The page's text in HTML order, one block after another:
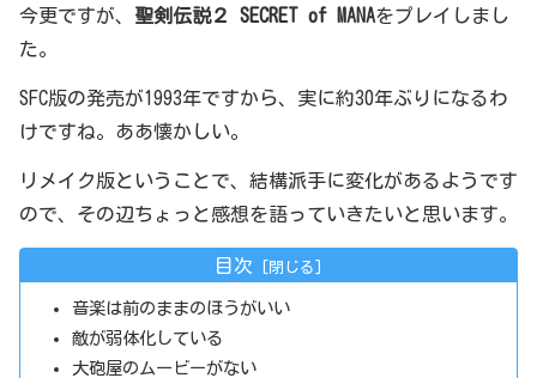
今更ですが、 聖剣伝説２ SECRET of MANAをプレイしまし
た。
SFC版の発売が1993年ですから、実に約30年ぶりになるわ
けですね。ああ懐かしい。
リメイク版ということで、結構派手に変化があるようです
ので、その辺ちょっと感想を語っていきたいと思います。
目次
音楽は前のままのほうがいい
敵が弱体化している
大砲屋のムービーがない